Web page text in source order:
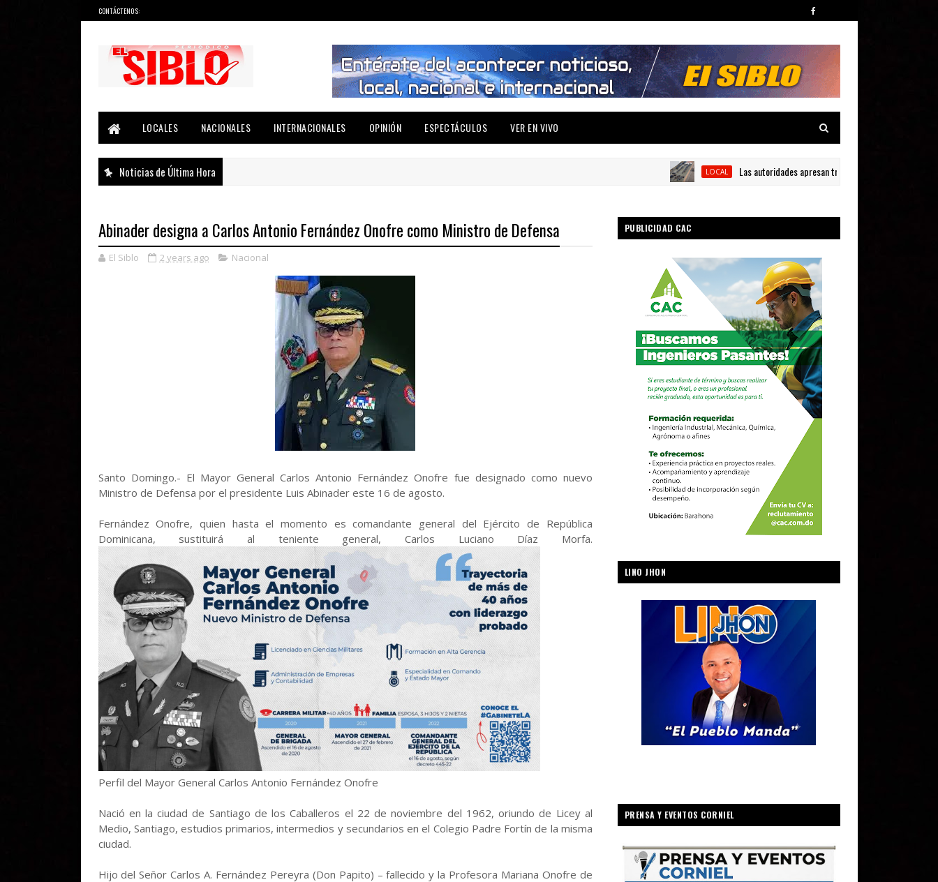
CONTÁCTENOS:
LOCALES
NACIONALES INTERNACIONALES OPINIÓN ESPECTÁCULOS VER EN VIVO
Noticias de Última Hora LOCAL Las autoridades apresan tres personas y ocupan siete
Abinader designa a Carlos Antonio Fernández Onofre como Ministro de Defensa
El Siblo 2 years ago Nacional
Santo Domingo.- El Mayor General Carlos Antonio Fernández Onofre fue designado como nuevo
Ministro de Defensa por el presidente Luis Abinader este 16 de agosto.
Fernández Onofre, quien hasta el momento es comandante general del Ejército de República
Dominicana, sustituirá al teniente general, Carlos Luciano Díaz Morfa.
Perfil del Mayor General Carlos Antonio Fernández Onofre
Nació en la ciudad de Santiago de los Caballeros el 22 de noviembre del 1962, oriundo de Licey al
Medio, Santiago, estudios primarios, intermedios y secundarios en el Colegio Padre Fortín de la misma
ciudad.
Hijo del Señor Carlos A. Fernández Pereyra (Don Papito) – fallecido y la Profesora Mariana Onofre de
PUBLICIDAD CAC
LINO JHON
PRENSA Y EVENTOS CORNIEL